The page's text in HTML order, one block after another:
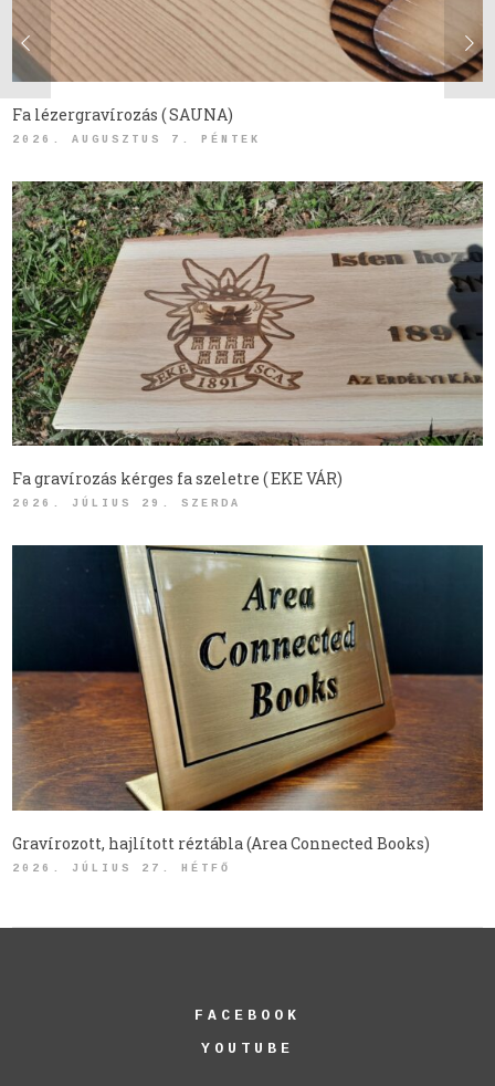
Fa lézergravírozás ( SAUNA)
2026. AUGUSZTUS 7. PÉNTEK
Fa gravírozás kérges fa szeletre ( EKE VÁR)
2026. JÚLIUS 29. SZERDA
Gravírozott, hajlított réztábla (Area Connected Books)
2026. JÚLIUS 27. HÉTFŐ
FACEBOOK
YOUTUBE